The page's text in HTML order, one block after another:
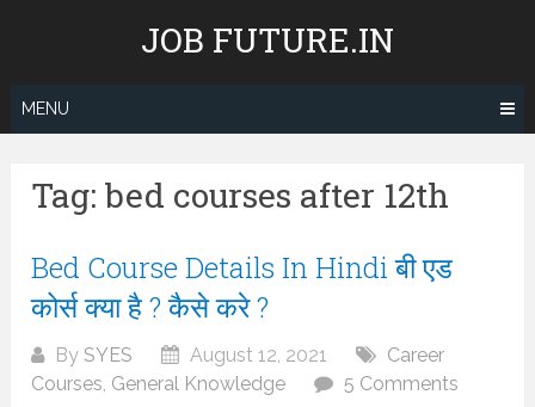
JOB FUTURE.IN
MENU
Tag:bed courses after 12th
Bed Course Details In Hindi बी एड
कोर्स क्या है ? कैसे करे ?
BySYES August 12, 2021
Career
Courses, General Knowledge 5 Comments